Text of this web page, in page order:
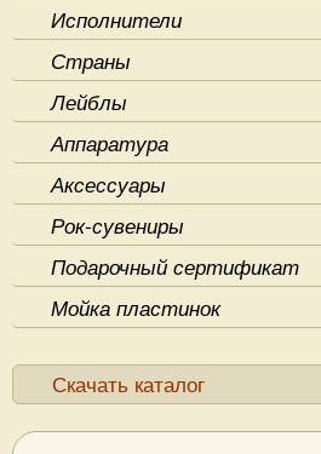
Исполнители
Страны
Лейблы
Аппаратура
Аксессуары
Рок-сувениры
Подарочный сертификат
Мойка пластинок
Скачать каталог